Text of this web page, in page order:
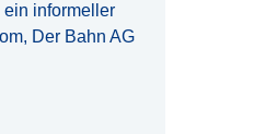
ein informeller
Der Bahn AG